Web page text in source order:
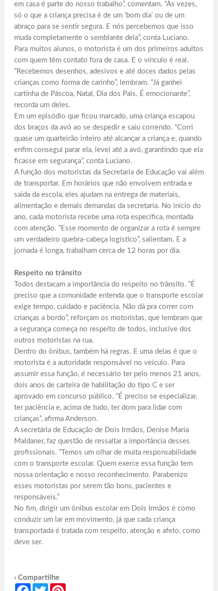
em casa é parte do nosso trabalho”, comentam. “Às vezes,
só o que a criança precisa é de um ‘bom dia’ ou de um
abraço para se sentir segura. E nós percebemos que isso
muda completamente o semblante dela”, conta Luciano.
Para muitos alunos, o motorista é um dos primeiros adultos
com quem têm contato fora de casa. E o vínculo é real.
“Recebemos desenhos, adesivos e até doces dados pelas
crianças como forma de carinho”, lembram. “Já ganhei
cartinha de Páscoa, Natal, Dia dos Pais. É emocionante”,
recorda um deles.
Em um episódio que ficou marcado, uma criança escapou
dos braços da avó ao se despedir e saiu correndo. “Corri
quase um quarteirão inteiro até alcançar a criança e, quando
enfim consegui parar ela, levei até a avó, garantindo que ela
ficasse em segurança”, conta Luciano.
A função dos motoristas da Secretaria de Educação vai além
de transportar. Em horários que não envolvem entrada e
saída da escola, eles ajudam na entrega de materiais,
alimentação e demais demandas da secretaria. No início do
ano, cada motorista recebe uma rota específica, montada
com atenção. “Esse momento de organizar a rota é sempre
um verdadeiro quebra-cabeça logístico”, salientam. E a
jornada é longa, trabalham cerca de 12 horas por dia.
Respeito no trânsito
Todos destacam a importância do respeito no trânsito. “É
preciso que a comunidade entenda que o transporte escolar
exige tempo, cuidado e paciência. Não dá pra correr com
crianças a bordo”, reforçam os motoristas, que lembram que
a segurança começa no respeito de todos, inclusive dos
outros motoristas na rua.
Dentro do ônibus, também há regras. E uma delas é que o
motorista é a autoridade responsável no veículo. Para
assumir essa função, é necessário ter pelo menos 21 anos,
dois anos de carteira de habilitação do tipo C e ser
aprovado em concurso público. “É preciso se especializar,
ter paciência e, acima de tudo, ter dom para lidar com
crianças”, afirma Anderson.
A secretária de Educação de Dois Irmãos, Denise Maria
Maldaner, faz questão de ressaltar a importância desses
profissionais. “Temos um olhar de muita responsabilidade
com o transporte escolar. Quem exerce essa função tem
nossa orientação e nosso reconhecimento. Parabenizo
esses motoristas por serem tão bons, pacientes e
responsáveis.”
No fim, dirigir um ônibus escolar em Dois Irmãos é como
conduzir um lar em movimento, já que cada criança
transportada é tratada com respeito, atenção e afeto, como
deve ser.
› Compartilhe
FacebookTwitter